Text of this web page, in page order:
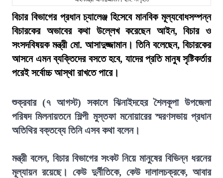
বিচার বিভাগের প্রধান চ্যালেঞ্জ হিসেবে মানবিক মূল্যবোধসম্পন্ন
বিচারকের অভাবের কথা উল্লেখ করেছেন আইন, বিচার ও
সংসদবিষয়ক মন্ত্রী মো. আসাদুজ্জামান। তিনি বলেছেন, বিচারকের
আসনে এমন ব্যক্তিদের বসতে হবে, যাদের প্রতি মানুষ সৃষ্টিকর্তার
পরেই সর্বোচ্চ আস্থা রাখতে পারে।
শুক্রবার (৭ আগস্ট) সকালে ঝিনাইদহের শৈলকূপা উপজেলা
পরিষদ মিলনায়তনে শিল্পী মুস্তফা মনোয়ারের স্মরণসভায় প্রধান
অতিথির বক্তব্যে তিনি এসব কথা বলেন।
মন্ত্রী বলেন, বিচার বিভাগের সংকট নিয়ে মানুষের বিভিন্ন ধরনের
মূল্যায়ন রয়েছে। কেউ দুর্নীতিকে, কেউ দালালচক্রকে, আবার